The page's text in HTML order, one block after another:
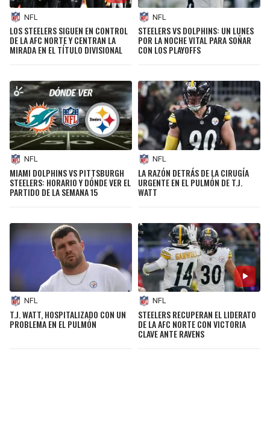
NFL
LOS STEELERS SIGUEN EN CONTROL
DE LA AFC NORTE Y CENTRAN LA
MIRADA EN EL TÍTULO DIVISIONAL
NFL
STEELERS VS DOLPHINS: UN LUNES
POR LA NOCHE VITAL PARA SOÑAR
CON LOS PLAYOFFS
NFL
MIAMI DOLPHINS VS PITTSBURGH
STEELERS: HORARIO Y DÓNDE VER EL
PARTIDO DE LA SEMANA 15
NFL
LA RAZÓN DETRÁS DE LA CIRUGÍA
URGENTE EN EL PULMÓN DE T.J.
WATT
NFL
T.J. WATT, HOSPITALIZADO CON UN
PROBLEMA EN EL PULMÓN
NFL
STEELERS RECUPERAN EL LIDERATO
DE LA AFC NORTE CON VICTORIA
CLAVE ANTE RAVENS